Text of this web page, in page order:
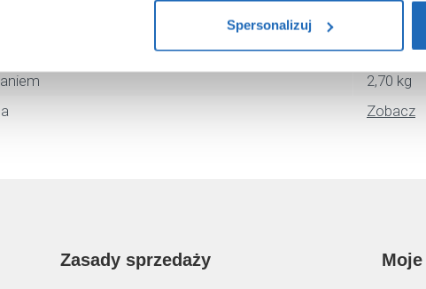
Spersonalizuj
11 x 6 x
2,70 kg
Zobacz
Zasady sprzedaży